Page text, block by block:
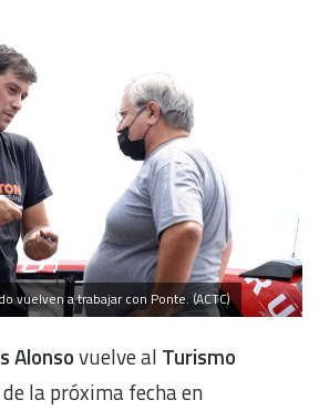
vuelven a trabajar con Ponte. (ACTC)
Alonsovuelve al Turismo
la próxima fecha en